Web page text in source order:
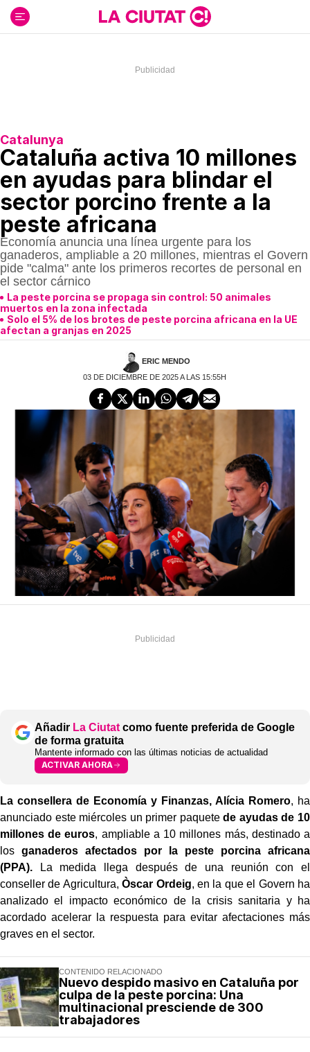
contenido
Catalunya
Cataluña activa 10 millones
en ayudas para blindar el
sector porcino frente a la
peste africana
Economía anuncia una línea urgente para los
ganaderos, ampliable a 20 millones, mientras el Govern
pide "calma" ante los primeros recortes de personal en
el sector cárnico
La peste porcina se propaga sin control: 50 animales
muertos en la zona infectada
Solo el 5% de los brotes de peste porcina africana en la UE
afectan a granjas en 2025
ERIC MENDO
03 DE DICIEMBRE DE 2025 A LAS 15:55H
Añadir La Ciutat como fuente preferida de Google
de forma gratuita
Mantente informado con las últimas noticias de actualidad
ACTIVAR AHORA
La consellera de Economía y Finanzas, Alícia Romero, ha
anunciado este miércoles un primer paquetede ayudas de 10
millones de euros, ampliable a 10 millones más, destinado a
los ganaderos afectados por la peste porcina africana
(PPA). La medida llega después de una reunión con el
conseller de Agricultura,Òscar Ordeig, en la que el Govern ha
analizado el impacto económico de la crisis sanitaria y ha
acordado acelerar la respuesta para evitar afectaciones más
graves en el sector.
CONTENIDO RELACIONADO
Nuevo despido masivo en Cataluña por
culpa de la peste porcina: Una
multinacional presciende de 300
trabajadores